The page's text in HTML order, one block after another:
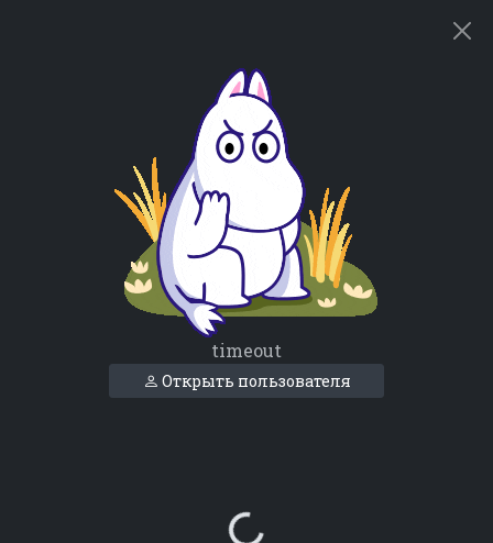
timeout
Открыть пользователя
Loading...